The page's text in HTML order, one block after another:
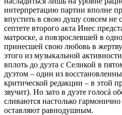
интерпретацию партии вполне
впустить в свою душу совсем
септете второго акта Инес
матроске, а повзрослевшей в
принесшей свою любовь в
этого из музыкальной
вплоть до дуэта с Селикой в
дуэтом – один из
критической редакции – в этой
звучит). Но зато в дуэте голосá
сливаются настолько
оставляют равнодушным.